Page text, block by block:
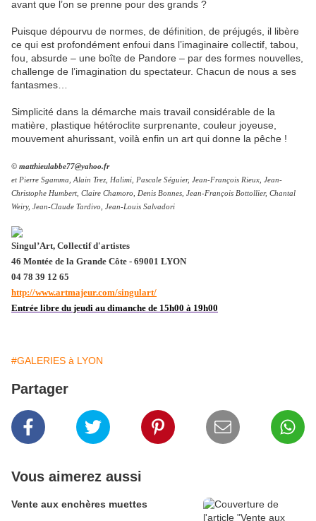
avant que l’on se prenne pour des grands ?
Puisque dépourvu de normes, de définition, de préjugés, il libère
ce qui est profondément enfoui dans l’imaginaire collectif, tabou,
fou, absurde – une boîte de Pandore – par des formes nouvelles,
challenge de l’imagination du spectateur. Chacun de nous a ses
fantasmes…
Simplicité dans la démarche mais travail considérable de la
matière, plastique hétéroclite surprenante, couleur joyeuse,
mouvement ahurissant, voilà enfin un art qui donne la pêche !
© matthieulabbe77@yahoo.fr
et Pierre Sgamma, Alain Trez, Halimi, Pascale Séguier, Jean-François Rieux, Jean-
Christophe Humbert, Claire Chamoro, Denis Bonnes, Jean-François Bottollier, Chantal
Weiry, Jean-Claude Tardivo, Jean-Louis Salvadori
Singul’Art, Collectif d'artistes
46 Montée de la Grande Côte - 69001 LYON
04 78 39 12 65
http://www.artmajeur.com/singulart/
Entrée libre du jeudi au dimanche de 15h00 à 19h00
#GALERIES à LYON
Partager
Vous aimerez aussi
Vente aux enchères muettes